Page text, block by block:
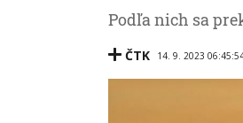
Podľa nich sa
ČTK 14. 9. 2023